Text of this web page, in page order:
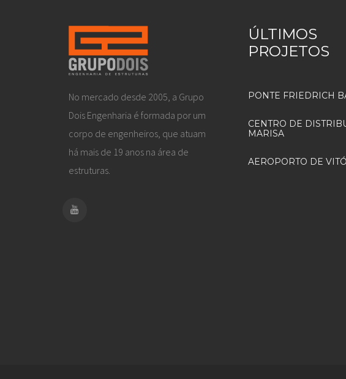
No mercado desde 2005, a Grupo
Dois Engenharia é formada por um
corpo de engenheiros, que atuam
há mais de 19 anos na área de
estruturas.
ÚLTIMOS
PROJETOS
PONTE FRIEDRICH
CENTRO DE
MARISA
AEROPORTO DE